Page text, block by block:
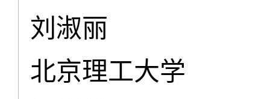
刘淑丽
北京理工大学